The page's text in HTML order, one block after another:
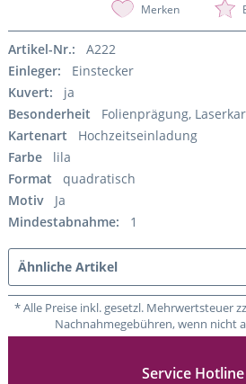
Merken
Artikel-Nr.:
A222
Einleger:
Einstecker
Kuvert:
ja
Besonderheit
Folienprägung,
Kartenart
Hochzeitseinladung
Farbe
lila
Format
quadratisch
Motiv
Ja
Mindestabnahme:
1
Ähnliche Artikel
* Alle Preise inkl. gesetzl. Mehrwertsteuer
Nachnahmegebühren, wenn nicht
Service Hotline